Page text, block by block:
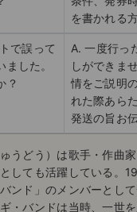
を書かれる
で誤って
した。
？
A. 一度行っ
しができま
情をご説明
れた際あら
発送の旨お
うどう）は歌手・作曲
しても活躍している。
ンド」のメンバーとし
・バンドは当時、一世